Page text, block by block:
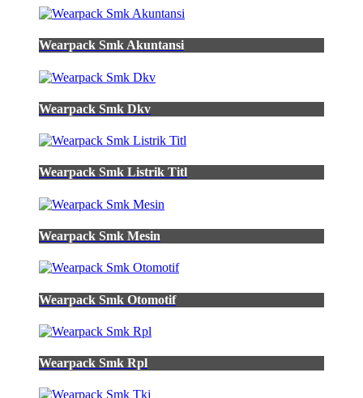
Wearpack Smk Akuntansi
Wearpack Smk Dkv
Wearpack Smk Listrik Titl
Wearpack Smk Mesin
Wearpack Smk Otomotif
Wearpack Smk Rpl